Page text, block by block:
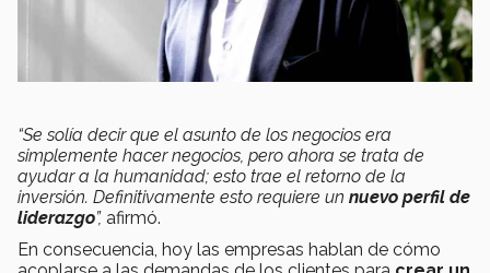
“Se solía decir que el asunto de los negocios era
simplemente hacer negocios, pero ahora se trata de
ayudar a la humanidad; esto trae el retorno de la
inversión. Definitivamente esto requiere un nuevo perfil de
liderazgo”, afirmó.
En consecuencia, hoy las empresas hablan de cómo